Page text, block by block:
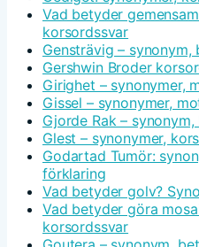
Vad betyder
korsordssvar
Gensträvig –
Gershwin Broder
Girighet – synonymer,
Gissel – synonymer,
Gjorde Rak –
Glest – synonymer,
Godartad Tumör:
förklaring
Vad betyder golv?
Vad betyder göra
korsordssvar